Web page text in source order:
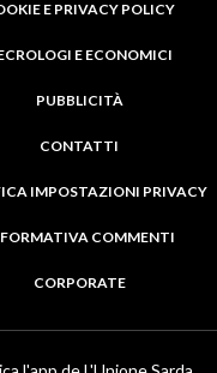
E PRIVACY POLICY
E ECONOMICI
PUBBLICITÀ
CONTATTI
IMPOSTAZIONI PRIVACY
COMMENTI
CORPORATE